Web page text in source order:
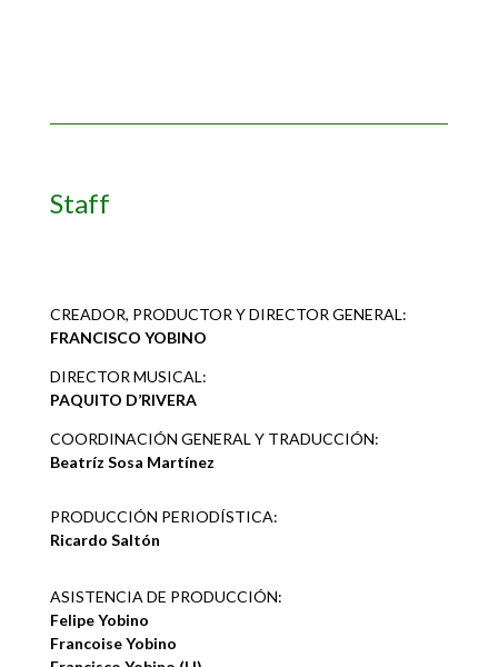
Staff
CREADOR, PRODUCTOR Y DIRECTOR GENERAL:
FRANCISCO YOBINO
DIRECTOR MUSICAL:
PAQUITO D’RIVERA
COORDINACIÓN GENERAL Y TRADUCCIÓN:
Beatríz Sosa Martínez
PRODUCCIÓN PERIODÍSTICA:
Ricardo Saltón
ASISTENCIA DE PRODUCCIÓN:
Felipe Yobino
Francoise Yobino